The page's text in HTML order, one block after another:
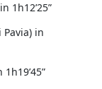
1h12’25”
Pavia) in